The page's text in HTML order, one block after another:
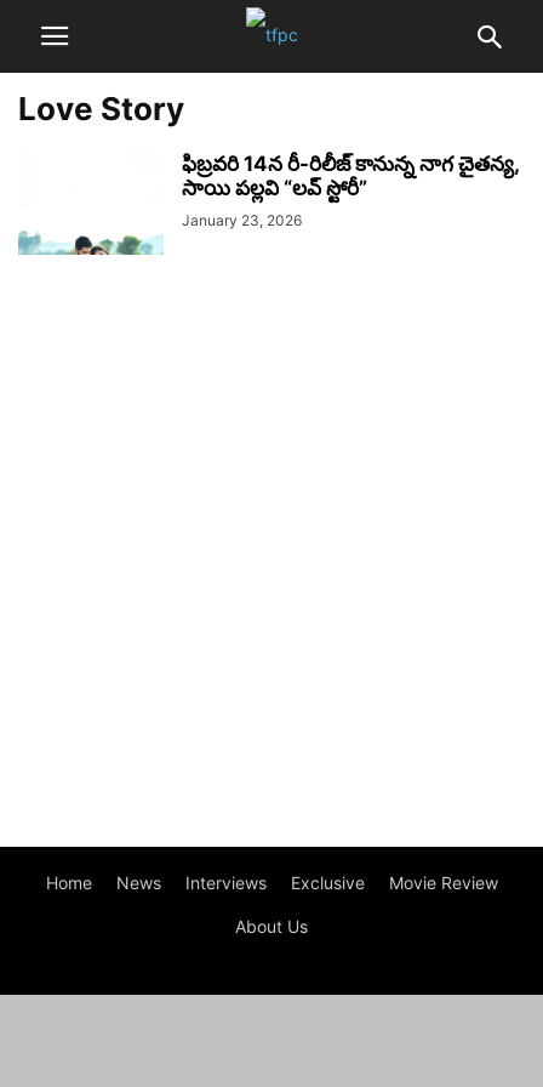
Love Story
ఫిబ్రవరి 14న రీ-రిలీజ్ కానున్న నాగ చైతన్య,
సాయి పల్లవి “లవ్ స్టోరీ”
January 23, 2026
Home News Interviews Exclusive Movie Review
About Us